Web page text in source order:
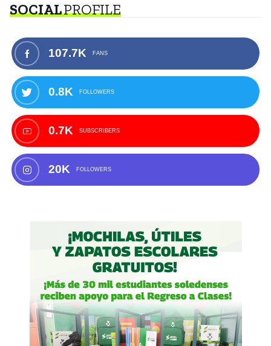
SOCIALPROFILE
107.7K FANS
0.8K FOLLOWERS
0.7K SUBSCRIBERS
20K FOLLOWERS